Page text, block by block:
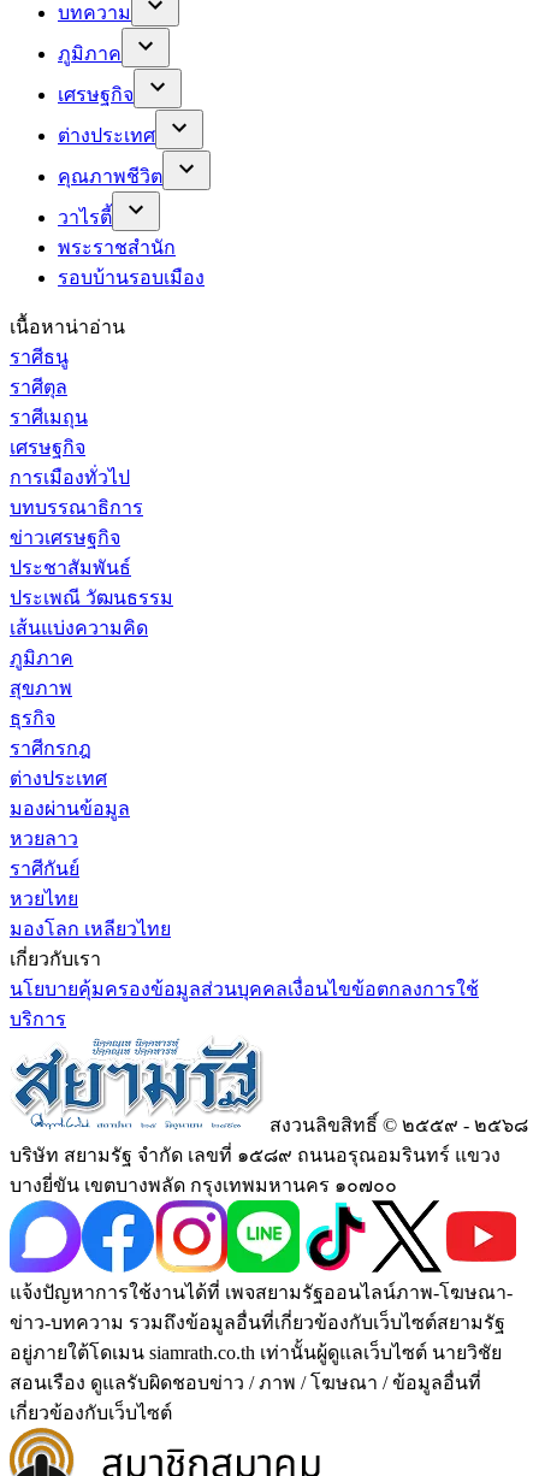
บทความ
ภูมิภาค
เศรษฐกิจ
ต่างประเทศ
คุณภาพชีวิต
วาไรตี้
พระราชสำนัก
รอบบ้านรอบเมือง
เนื้อหาน่าอ่าน
ราศีธนู
ราศีตุล
ราศีเมถุน
เศรษฐกิจ
การเมืองทั่วไป
บทบรรณาธิการ
ข่าวเศรษฐกิจ
ประชาสัมพันธ์
ประเพณี วัฒนธรรม
เส้นแบ่งความคิด
ภูมิภาค
สุขภาพ
ธุรกิจ
ราศีกรกฎ
ต่างประเทศ
มองผ่านข้อมูล
หวยลาว
ราศีกันย์
หวยไทย
มองโลก เหลียวไทย
เกี่ยวกับเรา
นโยบายคุ้มครองข้อมูลส่วนบุคคลเงื่อนไขข้อตกลงการใช้
บริการ
สงวนลิขสิทธิ์ © ๒๕๕๙ - ๒๕๖๘
บริษัท สยามรัฐ จำกัด เลขที่ ๑๕๘๙ ถนนอรุณอมรินทร์ แขวง
บางยี่ขัน เขตบางพลัด กรุงเทพมหานคร ๑๐๗๐๐
แจ้งปัญหาการใช้งานได้ที่ เพจสยามรัฐออนไลน์ภาพ-โฆษณา-
ข่าว-บทความ รวมถึงข้อมูลอื่นที่เกี่ยวข้องกับเว็บไซต์สยามรัฐ
อยู่ภายใต้โดเมน siamrath.co.th เท่านั้นผู้ดูแลเว็บไซต์ นายวิชัย
สอนเรือง ดูแลรับผิดชอบข่าว / ภาพ / โฆษณา / ข้อมูลอื่นที่
เกี่ยวข้องกับเว็บไซต์